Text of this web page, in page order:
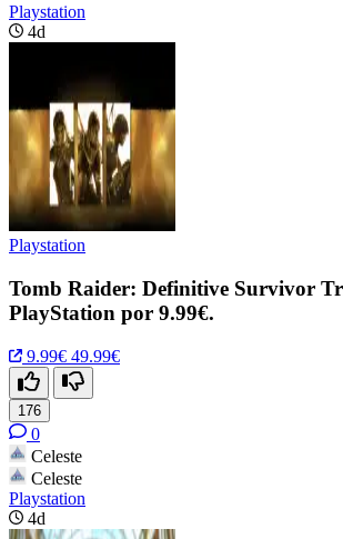
Playstation
4d
Playstation
Tomb Raider: Definitive Survivor
PlayStation por 9.99€.
9.99€ 49.99€
176
0
Celeste
Celeste
Playstation
4d